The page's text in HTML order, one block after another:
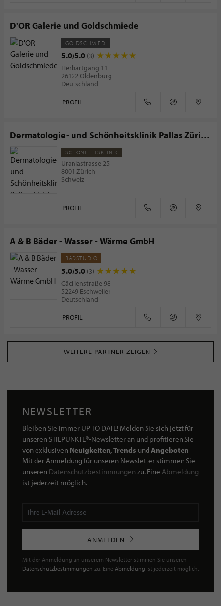
D'OR Galerie und Goldschmiede
GOLDSCHMIED
5.0/5.0 (3)
Herbartgang 11
26122 Oldenburg
Deutschland
PROFIL
Dermatologie- und Schönheitsklinik Pallas Zürich
Jelmoli
SCHÖNHEITSKLINIK
Uraniastrasse 25
8001 Zürich
Schweiz
PROFIL
A & B Bäder - Wasser - Wärme GmbH
BADSTUDIO
5.0/5.0 (3)
Cäcilienstraße 98
52249 Eschweiler
Deutschland
PROFIL
WEITERE PARTNER ZEIGEN
NEWSLETTER
Bleiben Sie immer UP TO DATE! Melden Sie sich jetzt für
unseren STILPUNKTE®-Newsletter an und profitieren Sie
von exklusiven Neuigkeiten, Trends undAngeboten
Mit der Anmeldung für unseren Newsletter stimmen Sie
unseren Datenschutzbestimmungen zu. Eine Abmeldung
ist jederzeit möglich.
ANMELDEN
Mit der Anmeldung an unserem Newsletter stimmen Sie unseren
Datenschutzbestimmungen zu. Eine Abmeldung ist jederzeit möglich.